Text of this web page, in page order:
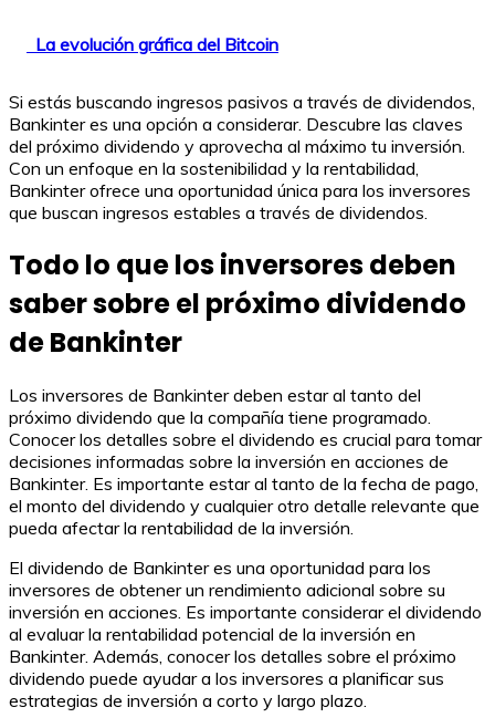
La evolución gráfica del Bitcoin
Si estás buscando ingresos pasivos a través de dividendos,
Bankinter es una opción a considerar. Descubre las claves
del próximo dividendo y aprovecha al máximo tu inversión.
Con un enfoque en la sostenibilidad y la rentabilidad,
Bankinter ofrece una oportunidad única para los inversores
que buscan ingresos estables a través de dividendos.
Todo lo que los inversores deben
saber sobre el próximo dividendo
de Bankinter
Los inversores de Bankinter deben estar al tanto del
próximo dividendo que la compañía tiene programado.
Conocer los detalles sobre el dividendo es crucial para tomar
decisiones informadas sobre la inversión en acciones de
Bankinter. Es importante estar al tanto de la fecha de pago,
el monto del dividendo y cualquier otro detalle relevante que
pueda afectar la rentabilidad de la inversión.
El dividendo de Bankinter es una oportunidad para los
inversores de obtener un rendimiento adicional sobre su
inversión en acciones. Es importante considerar el dividendo
al evaluar la rentabilidad potencial de la inversión en
Bankinter. Además, conocer los detalles sobre el próximo
dividendo puede ayudar a los inversores a planificar sus
estrategias de inversión a corto y largo plazo.